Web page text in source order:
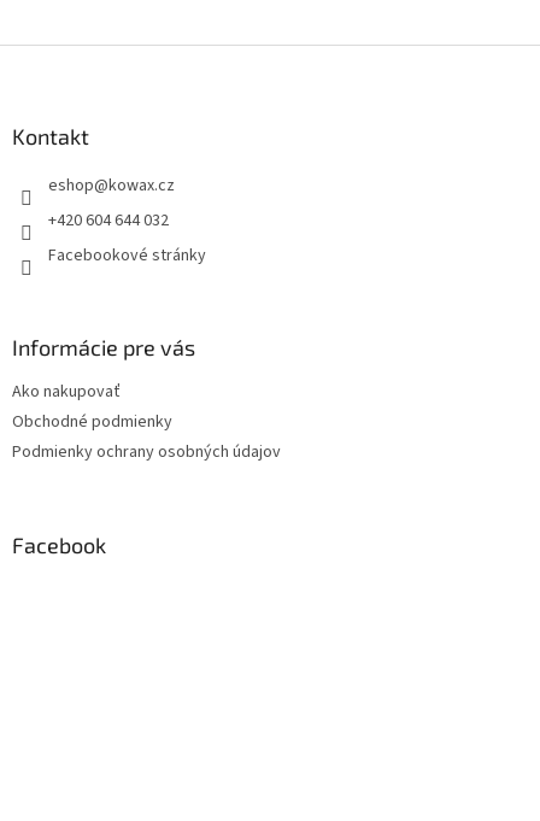
Kontakt
eshop@kowax.cz
+420 604 644 032
Facebookové stránky
Informácie pre vás
Ako nakupovať
Obchodné podmienky
Podmienky ochrany osobných údajov
Facebook